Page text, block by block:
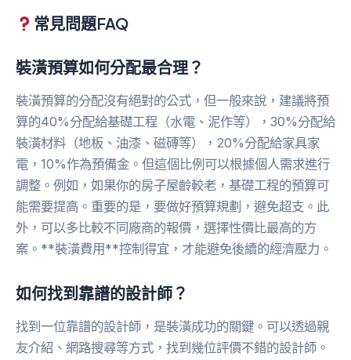
常見問題FAQ
裝潢預算如何分配最合理？
裝潢預算的分配沒有絕對的公式，但一般來說，建議將預
算的40%分配給基礎工程（水電、泥作等），30%分配給
裝潢材料（地板、油漆、磁磚等），20%分配給家具家
電，10%作為預備金。但這個比例可以根據個人需求進行
調整。例如，如果你的房子屋齡較老，基礎工程的預算可
能需要提高。重要的是，要做好預算規劃，避免超支。此
外，可以多比較不同廠商的報價，選擇性價比最高的方
案。**裝潢費用**控制得宜，才能避免後續的經濟壓力。
如何找到靠譜的設計師？
找到一位靠譜的設計師，是裝潢成功的關鍵。可以透過親
友介紹、網路搜尋等方式，找到幾位評價不錯的設計師。